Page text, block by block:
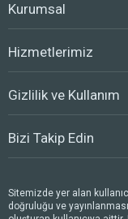
Kurumsal
Hizmetlerimiz
Gizlilik ve Kullanım
Bizi Takip Edin
Sitemizde yer alan
doğruluğu ve